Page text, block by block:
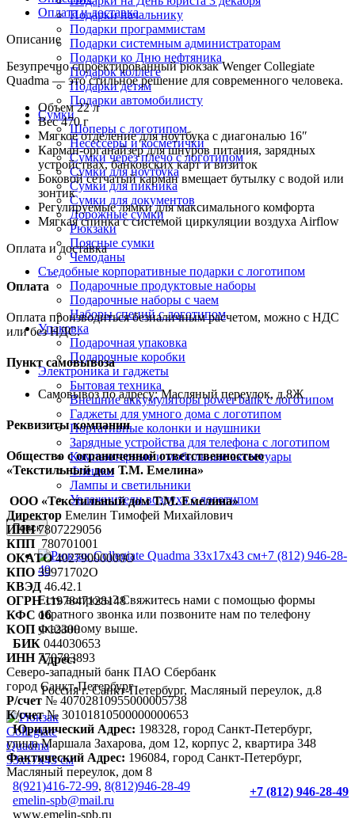
Подарки начальнику
Подарки программистам
Подарки системным администраторам
Подарки ко Дню нефтяника
Подарок коллеге
Подарки детям
Подарки автомобилисту
Сумки
Шоперы с логотипом
Несессеры и косметички
Сумки через плечо с логотипом
Сумки для ноутбука
Сумки для пикника
Сумки для документов
Дорожные сумки
Рюкзаки
Поясные сумки
Чемоданы
Съедобные корпоративные подарки с логотипом
Подарочные продуктовые наборы
Подарочные наборы с чаем
Наборы специй с логотипом
Упаковка
Подарочная упаковка
Подарочные коробки
Электроника и гаджеты
Бытовая техника
Внешние аккумуляторы power bank с логотипом
Гаджеты для умного дома с логотипом
Портативные колонки и наушники
Зарядные устройства для телефона с логотипом
Компьютерные и мобильные аксессуары
Флешки
Лампы и светильники
Увлажнители воздуха с логотипом
Поиск
+7 (812) 946-28-
49
Есть вопросы? Свяжитесь нами с помощью формы
обратного звонка или позвоните нам по телефону
указанному выше.
Адрес:
Россия г. Санкт-Петербург, Масляный переулок, д.8
+7 (812) 946-28-49
Оплата и доставка
Описание
Безупречно спроектированный рюкзак Wenger Collegiate
Quadma — это стильное решение для современного человека.
Объем 22 л
Вес 470 г
Мягкое отделение для ноутбука с диагональю 16″
Карман-органайзер для шнуров питания, зарядных
устройствах, банковских карт и визиток
Боковой сетчатый карман вмещает бутылку с водой или
зонтик
Регулируемые лямки для максимального комфорта
Мягкая спинка с системой циркуляции воздуха Airflow
Оплата и доставка
Оплата
Оплата производиться безналичным расчетом, можно с НДС
или без НДС.
Пункт самовывоза
Самовывоз по адресу: Масляный переулок, д.8Ж
Реквизиты компании
Общество с ограниченной ответственностью
«Текстильный дом Т.М. Емелина»
ООО «Текстильный дом Т.М. Емелина»
Директор Емелин Тимофей Михайлович
ИНН7807229056
КПП 780701001
ОКАТО40279000000О
КПО 39971702О
КВЭД 46.42.1
ОГРН1197847128148
КФС 16
КОП Ф12300
БИК 044030653
ИНН770783893
Северо-западный банк ПАО Сбербанк
город Санкт-Петербург
Р/счет № 40702810955000005738
К/счет№ 30101810500000000653
Юридический Адрес: 198328, город Санкт-Петербург,
улица Маршала Захарова, дом 12, корпус 2, квартира 348
Фактический Адрес: 196084, город Санкт-Петербург,
Масляный переулок, дом 8
8(921)416-72-99, 8(812)946-28-49
emelin-spb@mail.ru
www.emelin-spb.ru